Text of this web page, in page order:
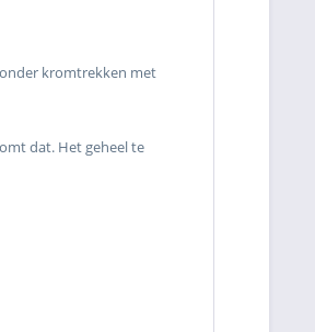
kromtrekken met
dat. Het geheel te